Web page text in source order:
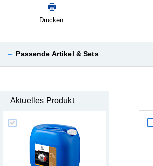
Drucken
– Passende Artikel & Sets
Aktuelles Produkt